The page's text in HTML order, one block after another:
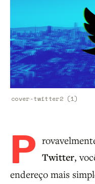
cover-twitter2 (1)
P Twitter,
endereço mais